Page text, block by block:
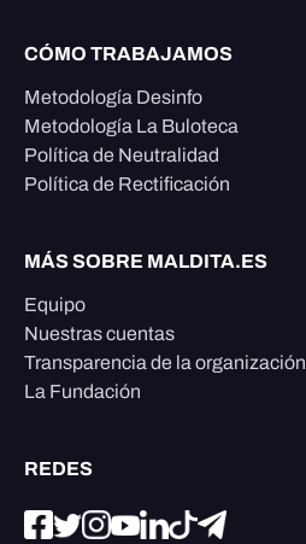
CÓMO TRABAJAMOS
Metodología Desinfo
Metodología La Buloteca
Política de Neutralidad
Política de Rectificación
MÁS SOBRE MALDITA.ES
Equipo
Nuestras cuentas
Transparencia de la organización
La Fundación
REDES